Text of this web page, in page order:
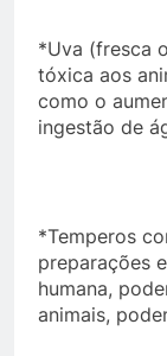
*Uva (fresca
tóxica aos
como o
ingestão de
*Temperos
preparações
humana,
animais,